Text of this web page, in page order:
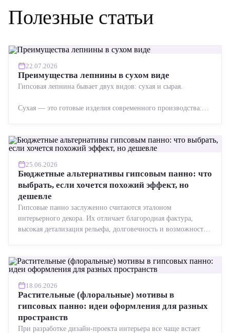
Полезные статьи
22.07.2026
Преимущества лепнины в сухом виде
Гипсовая лепнина бывает двух видов: сухая и сырая.
Сухая — это готовые изделия современного производства:
25.06.2026
Бюджетные альтернативы гипсовым панно: что
выбрать, если хочется похожий эффект, но
дешевле
Гипсовые панно заслуженно считаются эталоном
интерьерного декора. Их отличает благородная фактура,
высокая детализация рельефа, долговечность и возможность
18.06.2026
Растительные (флоральные) мотивы в
гипсовых панно: идеи оформления для разных
пространств
При разработке дизайн-проекта интерьера все чаще встает